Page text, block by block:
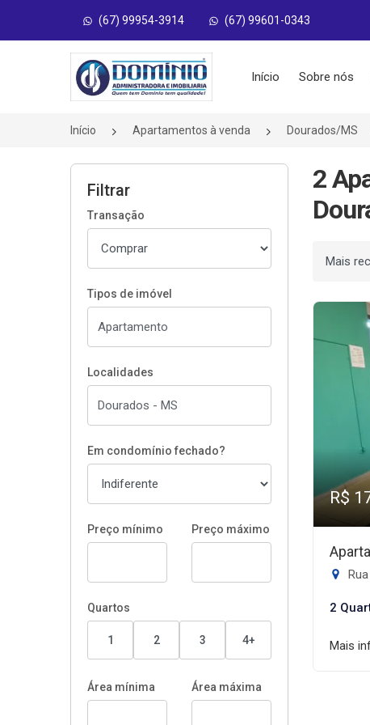
(67) 99954-3914 (67) 99601-0343
Página inicial
Início Sobre nós
Início Apartamentos à venda Dourados/MS
Filtrar
Transação
Tipos de imóvel
Localidades
Em condomínio fechado?
Preço mínimo Preço máximo
Quartos
1 2 3 4+
Área mínima Área máxima
2
Ordenar
R$
Rua
2
Mais